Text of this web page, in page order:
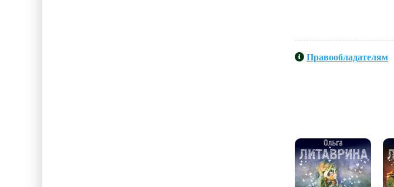
Правообладателям